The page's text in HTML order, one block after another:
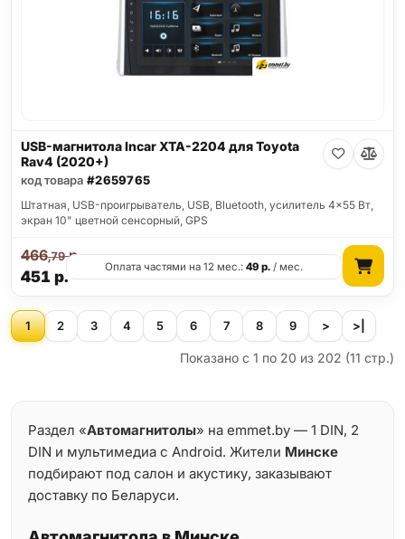
USB-магнитола Incar XTA-2204 для Toyota
Rav4 (2020+)
код товара #2659765
Штатная, USB-проигрыватель, USB, Bluetooth, усилитель 4x55 Вт,
экран 10" цветной сенсорный, GPS
451 р.
466,79р.
Оплата частями на 12 мес.:49 р. / мес.
1 2 3 4 5 6 7 8 9 > >|
Показано с 1 по 20 из 202 (11 стр.)
Раздел «Автомагнитолы» на emmet.by — 1 DIN, 2
DIN и мультимедиа с Android. Жители Минске
подбирают под салон и акустику, заказывают
доставку по Беларуси.